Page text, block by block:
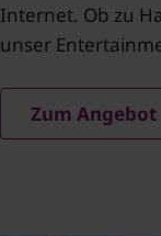
Internet. Ob zu
unser
Zum Angebot